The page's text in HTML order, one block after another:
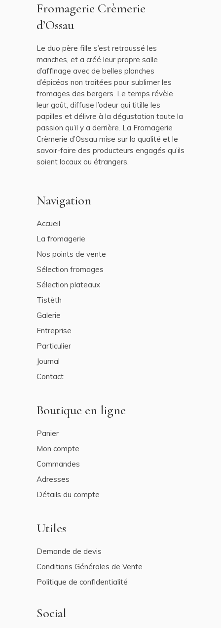
Fromagerie Crèmerie
d’Ossau
Le duo père fille s’est retroussé les
manches, et a créé leur propre salle
d’affinage avec de belles planches
d’épicéas non traitées pour sublimer les
fromages des bergers. Le temps révèle
leur goût, diffuse l’odeur qui titille les
papilles et délivre à la dégustation toute la
passion qu’il y a derrière. La Fromagerie
Crèmerie d’Ossau mise sur la qualité et le
savoir-faire des producteurs engagés qu’ils
soient locaux ou étrangers.
Navigation
Accueil
La fromagerie
Nos points de vente
Sélection fromages
Sélection plateaux
Tistèth
Galerie
Entreprise
Particulier
Journal
Contact
Boutique en ligne
Panier
Mon compte
Commandes
Adresses
Détails du compte
Utiles
Demande de devis
Conditions Générales de Vente
Politique de confidentialité
Social